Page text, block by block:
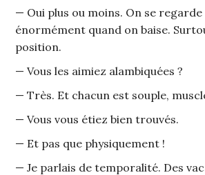
— Oui plus ou moins. On se regarde
énormément quand on baise.
position.
— Vous les aimiez alambiquées ?
— Très. Et chacun est souple,
— Vous vous étiez bien trouvés.
— Et pas que physiquement !
— Je parlais de temporalité. Des